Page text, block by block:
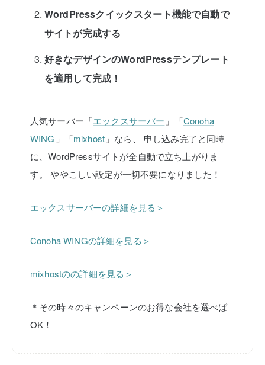
WordPressクイックスタート機能で自動で
サイトが完成する
好きなデザインのWordPressテンプレート
を適用して完成！
人気サーバー「エックスサーバー 」「Conoha
WING 」「mixhost 」なら、
申し込み完了と同時
に、WordPressサイトが全自動で立ち上がりま
す。
ややこしい設定が一切不要になりました！
エックスサーバーの詳細を見る＞
Conoha WINGの詳細を見る＞
mixhostのの詳細を見る＞
＊その時々のキャンペーンのお得な会社を選べば
OK！